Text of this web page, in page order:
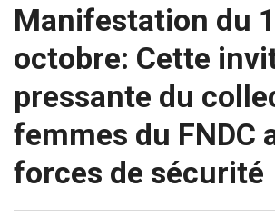
Manifestation du
octobre: Cette
pressante du
femmes du FNDC
forces de sécurité